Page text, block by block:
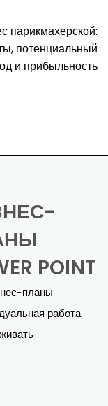
парикмахерской:
потенциальный
и прибыльность
POINT
планы
работа